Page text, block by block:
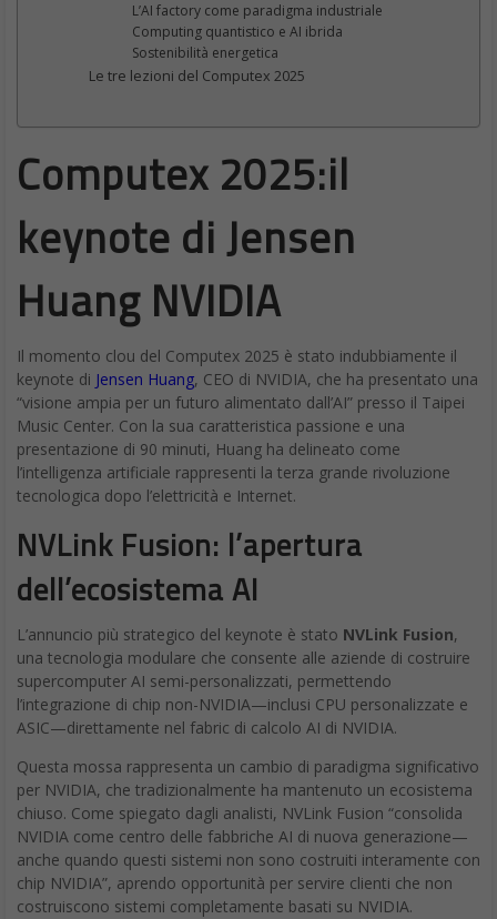
L’AI factory come paradigma industriale
Computing quantistico e AI ibrida
Sostenibilità energetica
Le tre lezioni del Computex 2025
Computex 2025:il
keynote di Jensen
Huang NVIDIA
Il momento clou del Computex 2025 è stato indubbiamente il
keynote di Jensen Huang, CEO di NVIDIA, che ha presentato una
“visione ampia per un futuro alimentato dall’AI” presso il Taipei
Music Center. Con la sua caratteristica passione e una
presentazione di 90 minuti, Huang ha delineato come
l’intelligenza artificiale rappresenti la terza grande rivoluzione
tecnologica dopo l’elettricità e Internet.
NVLink Fusion: l’apertura
dell’ecosistema AI
L’annuncio più strategico del keynote è stato NVLink Fusion,
una tecnologia modulare che consente alle aziende di costruire
supercomputer AI semi-personalizzati, permettendo
l’integrazione di chip non-NVIDIA—inclusi CPU personalizzate e
ASIC—direttamente nel fabric di calcolo AI di NVIDIA.
Questa mossa rappresenta un cambio di paradigma significativo
per NVIDIA, che tradizionalmente ha mantenuto un ecosistema
chiuso. Come spiegato dagli analisti, NVLink Fusion “consolida
NVIDIA come centro delle fabbriche AI di nuova generazione—
anche quando questi sistemi non sono costruiti interamente con
chip NVIDIA”, aprendo opportunità per servire clienti che non
costruiscono sistemi completamente basati su NVIDIA.